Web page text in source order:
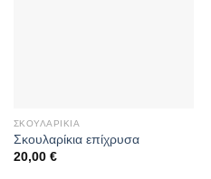
ΣΚΟΥΛΑΡΊΚΙΑ
Σκουλαρίκια επίχρυσα
20,00 €